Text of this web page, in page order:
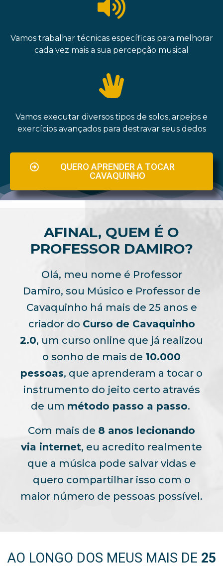
Vamos trabalhar técnicas específicas para melhorar
cada vez mais a sua percepção musical
Vamos executar diversos tipos de solos, arpejos e
exercícios avançados para destravar seus dedos
QUERO APRENDER A TOCAR
CAVAQUINHO
AFINAL, QUEM É O
PROFESSOR DAMIRO?
Olá, meu nome é Professor
Damiro, sou Músico e Professor de
Cavaquinho há mais de 25 anos e
criador do Curso de Cavaquinho
2.0, um curso online que já realizou
o sonho de mais de 10.000
pessoas, que aprenderam a tocar o
instrumento do jeito certo através
de um método passo a passo.
Com mais de 8 anos lecionando
via internet, eu acredito realmente
que a música pode salvar vidas e
quero compartilhar isso com o
maior número de pessoas possível.
AO LONGO DOS MEUS MAIS DE 25